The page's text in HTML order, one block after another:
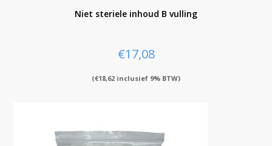
Niet steriele inhoud B vulling
€17,08
(€18,62 inclusief 9% BTW)